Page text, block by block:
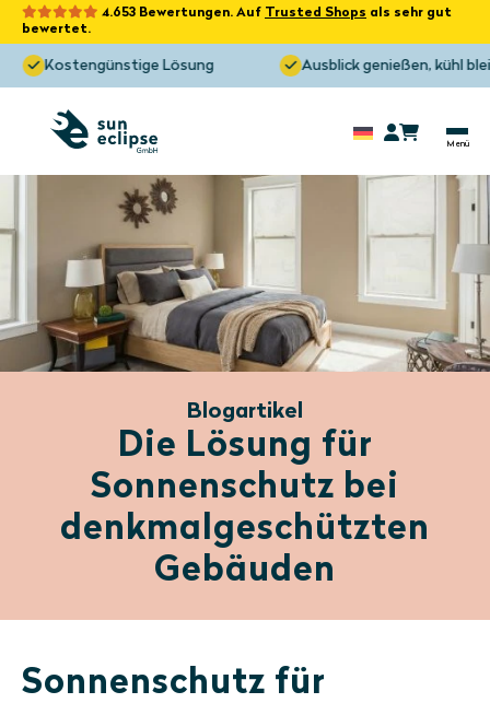
4.653 Bewertungen. Auf Trusted Shops als sehr gut
bewertet.
Kostengünstige Lösung Ausblick genießen, kühl
Blogartikel
Die Lösung für
Sonnenschutz bei
denkmalgeschützten
Gebäuden
Sonnenschutz für